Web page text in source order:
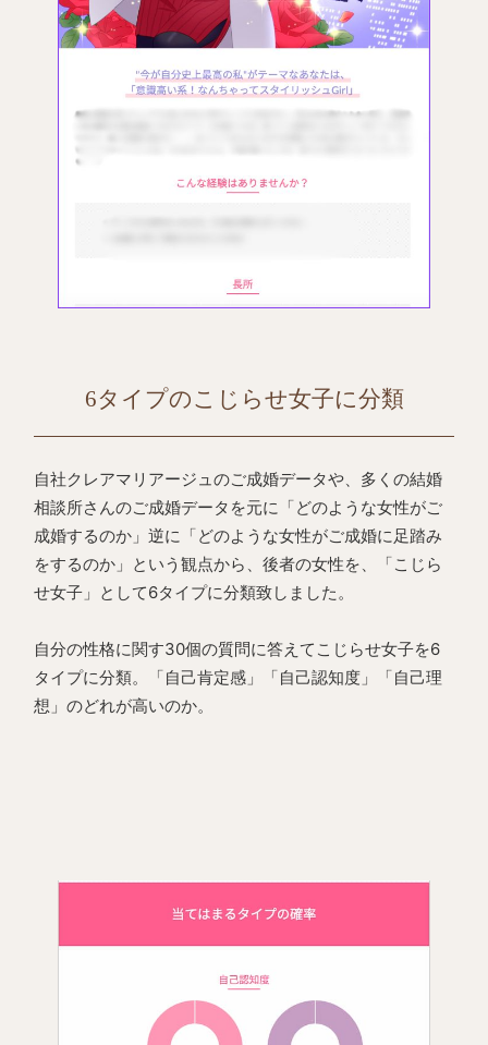
6タイプのこじらせ女子に分類
自社クレアマリアージュのご成婚データや、多くの結婚
相談所さんのご成婚データを元に「どのような女性がご
成婚するのか」逆に「どのような女性がご成婚に足踏み
をするのか」という観点から、後者の女性を、「こじら
せ女子」として6タイプに分類致しました。
自分の性格に関す30個の質問に答えてこじらせ女子を6
タイプに分類。「自己肯定感」「自己認知度」「自己理
想」のどれが高いのか。